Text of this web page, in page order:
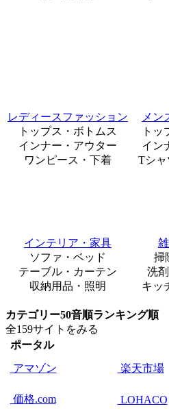
レディースファッション
トップス・ボトムス
インナー・アウター
ワンピース・下着
メン
トッ
イン
Tシ
インテリア・家具
ソファ・ベッド
テーブル・カーテン
収納用品・照明
掃
洗
キッ
カテゴリー50音順ランキング順
全159サイトをみる
ポータル
アマゾン
楽天市場
価格.com
LOHACO